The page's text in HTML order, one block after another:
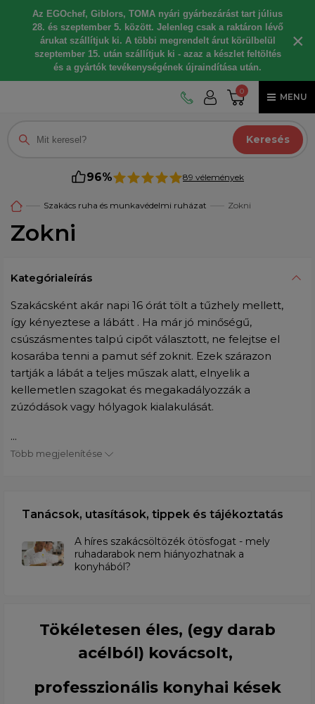
Az EGOchef, Giblors, TOMA nyári gyárbezárást tart július
28. és szeptember 5. között. Jelenleg csak a raktáron lévő
árukat szállítjuk ki. A többi megrendelt árut körülbelül
szeptember 15. után szállítjuk ki - azaz a készlet feltöltés
és a gyártók tevékenységének újraindítása után.
×
0
MENU
Keresés
96% 89 vélemények
Szakács ruha és munkavédelmi ruházat Zokni
Zokni
Kategórialeírás
Szakácsként akár napi 16 órát tölt a tűzhely mellett,
így kényeztese a lábátt . Ha már jó minőségű,
csúszásmentes talpú cipőt választott, ne felejtse el
kosarába tenni a pamut séf zoknit. Ezek szárazon
tartják a lábát a teljes műszak alatt, elnyelik a
kellemetlen szagokat és megakadályozzák a
zúzódások vagy hólyagok kialakulását.
...
Több megjelenítése
Tanácsok, utasítások, tippek és tájékoztatás
A híres szakácsöltözék ötösfogat - mely
ruhadarabok nem hiányozhatnak a
konyhából?
Tökéletesen éles, (egy darab
acélból) kovácsolt,
professzionális konyhai kések